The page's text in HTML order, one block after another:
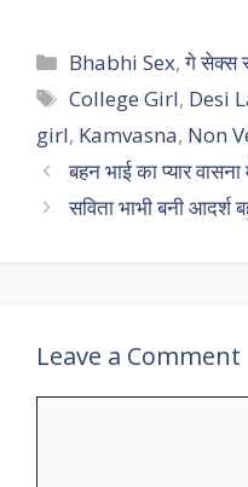
Categories
Bhabhi Sex,गे सेक्स
Tags
College Girl, Desi
girl, Kamvasna, Non
बहन भाई का प्यार
सविता भाभी बनी
Leave a Comment